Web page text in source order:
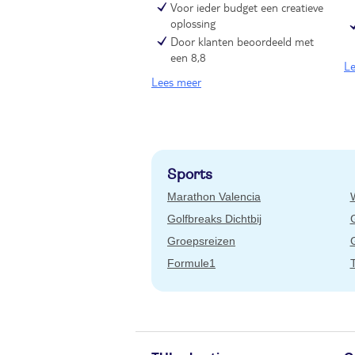
Voor ieder budget een creatieve
oplossing
Door klanten beoordeeld met
een 8,8
Lees meer
Sports
Marathon Valencia
Golfbreaks Dichtbij
Groepsreizen
Formule1